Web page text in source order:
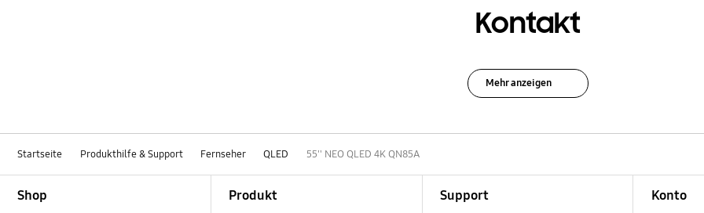
Kontakt
Mehr anzeigen
Startseite Produkthilfe & Support Fernseher QLED 55'' NEO QLED 4K QN85A
Shop Produkt Support Konto